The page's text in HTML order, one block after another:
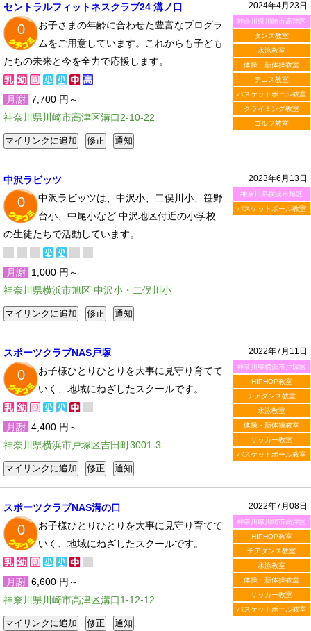
2024年4月23日
神奈川県川崎市高津区
ダンス教室
水泳教室
体操・新体操教室
テニス教室
バスケットボール教室
クライミング教室
ゴルフ教室
セントラルフィットネスクラブ24 溝ノ口
0
お子さまの年齢に合わせた豊富なプログラ
ムをご用意しています。これからも子ども
たちの未来と今を全力で応援します。
月謝 7,700 円～
神奈川県川崎市高津区溝口2-10-22
2023年6月13日
神奈川県横浜市旭区
バスケットボール教室
中沢ラビッツ
0
中沢ラビッツは、中沢小、二俣川小、笹野
台小、中尾小など 中沢地区付近の小学校
の生徒たちで活動しています。
月謝 1,000 円～
神奈川県横浜市旭区 中沢小・二俣川小
2022年7月11日
神奈川県横浜市戸塚区
HIPHOP教室
チアダンス教室
水泳教室
体操・新体操教室
サッカー教室
バスケットボール教室
スポーツクラブNAS戸塚
0
お子様ひとりひとりを大事に見守り育てて
いく、地域にねざしたスクールです。
月謝 4,400 円～
神奈川県横浜市戸塚区吉田町3001-3
2022年7月08日
神奈川県川崎市高津区
HIPHOP教室
チアダンス教室
水泳教室
体操・新体操教室
サッカー教室
バスケットボール教室
スポーツクラブNAS溝の口
0
お子様ひとりひとりを大事に見守り育てて
いく、地域にねざしたスクールです。
月謝 6,600 円～
神奈川県川崎市高津区溝口1-12-12